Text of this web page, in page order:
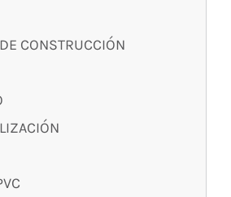
CONSTRUCCIÓN